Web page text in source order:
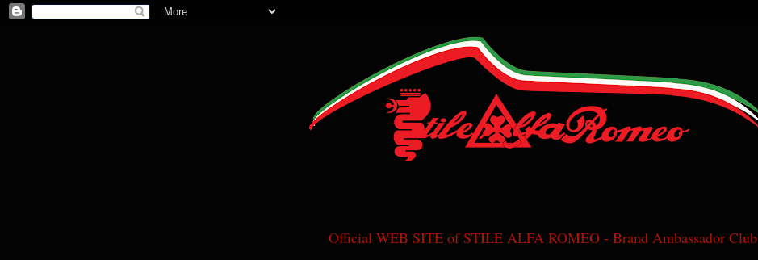
Official WEB SITE of STILE ALFA ROMEO - Brand Ambassador Club